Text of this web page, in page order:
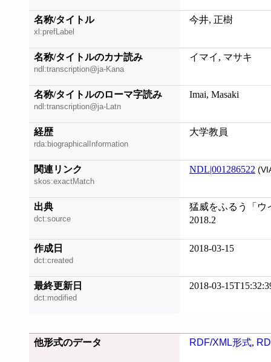
名称/タイトル
xl:prefLabel
今井, 正樹
名称/タイトルのカナ読み
ndl:transcription@ja-Kana
イマイ, マサキ
名称/タイトルのローマ字読み
ndl:transcription@ja-Latn
Imai, Masaki
経歴
rda:biographicalInformation
大学教員
関連リンク
skos:exactMatch
NDL|001286522
出典
dct:source
猛威をふるう「ウ
2018.2
作成日
dct:created
2018-03-15
最終更新日
dct:modified
2018-03-
他形式のデータ RDF/XML形式,